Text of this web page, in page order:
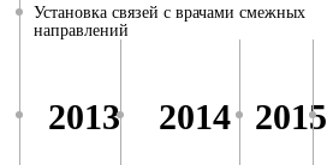
Установка связей с врачами смежных
направлений
2013 2014 2015